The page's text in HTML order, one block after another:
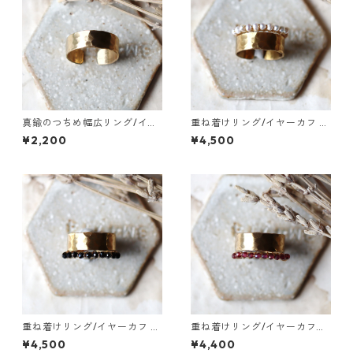
真鍮のつちめ幅広リング/イヤ
ーカフ
¥2,200
重ね着けリング/イヤーカフ 真
鍮つちめ幅広・ベビーパール
¥4,500
重ね着けリング/イヤーカフ 真
鍮つちめ幅広・ブラックスピ
ネル
¥4,500
重ね着けリング/イヤーカフ
真鍮つちめ幅広・ガーネット
¥4,400